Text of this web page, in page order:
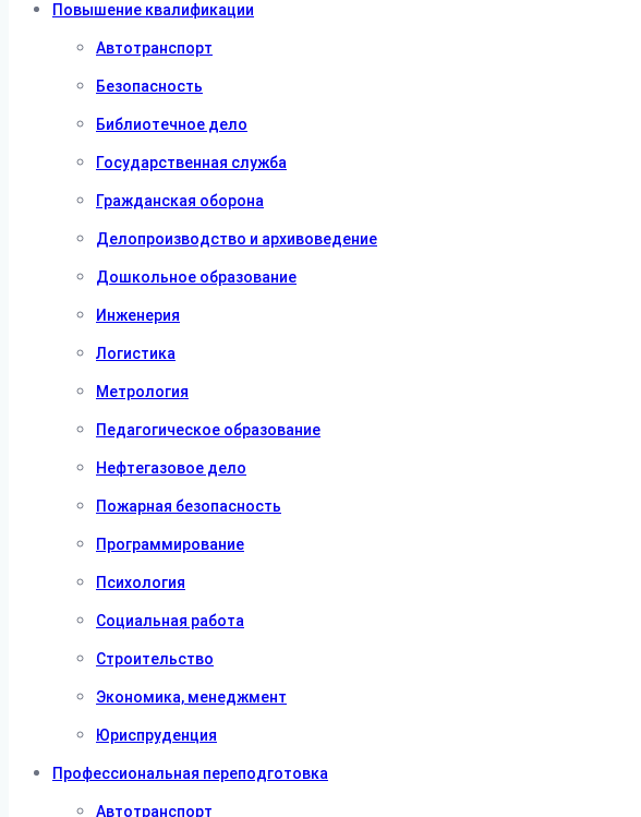
Повышение квалификации
Автотранспорт
Безопасность
Библиотечное дело
Государственная служба
Гражданская оборона
Делопроизводство и архивоведение
Дошкольное образование
Инженерия
Логистика
Метрология
Педагогическое образование
Нефтегазовое дело
Пожарная безопасность
Программирование
Психология
Социальная работа
Строительство
Экономика, менеджмент
Юриспруденция
Профессиональная переподготовка
Автотранспорт